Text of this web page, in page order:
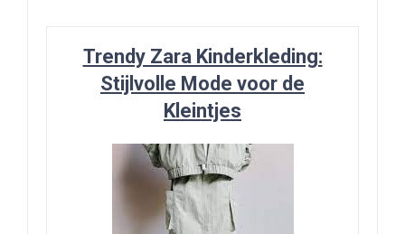
Trendy Zara Kinderkleding:
Stijlvolle Mode voor de
Kleintjes